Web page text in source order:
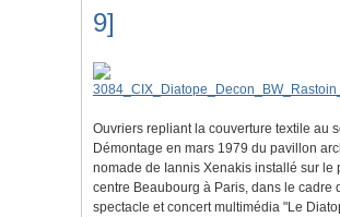
9]
Ouvriers repliant la couverture textile au
Démontage en mars 1979 du pavillon
nomade de Iannis Xenakis installé sur le
centre Beaubourg à Paris, dans le cadre
spectacle et concert multimédia "Le